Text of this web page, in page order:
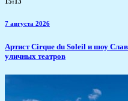
7 августа 2026
Артист Cirque du Soleil и шоу
уличных театров